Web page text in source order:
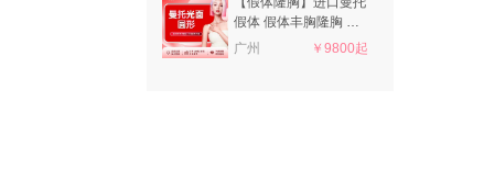
假体 假体丰胸隆胸 私
信客服看效果
广州 ￥9800起